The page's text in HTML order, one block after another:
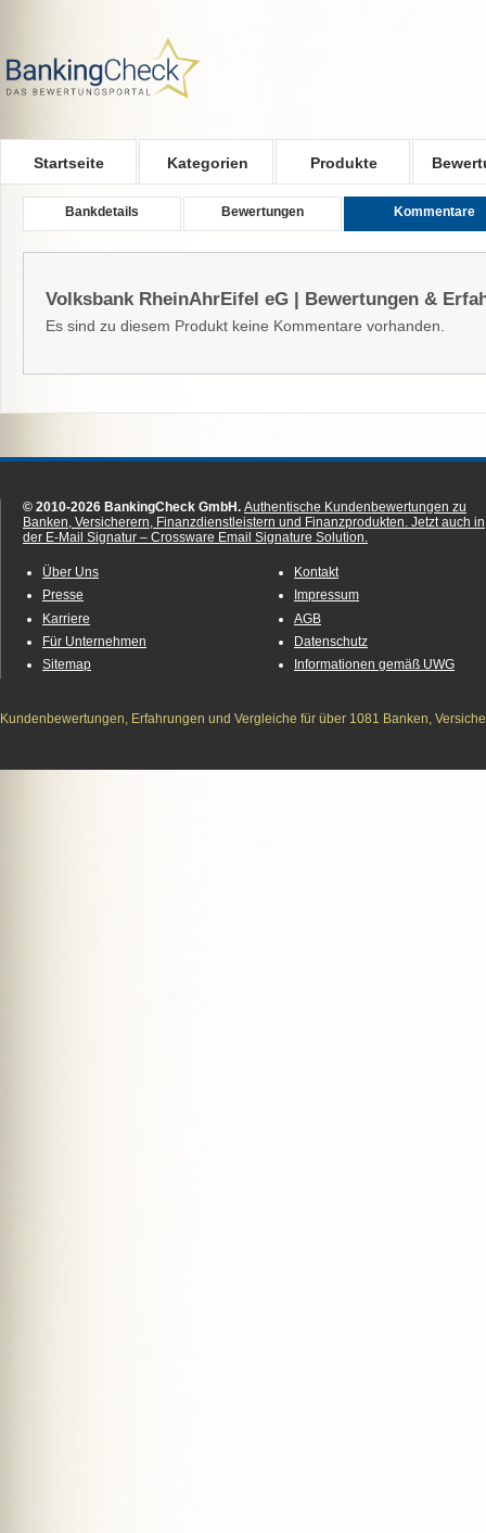
Startseite Kategorien Produkte
Bankdetails Bewertungen Kommentare
Volksbank RheinAhrEifel eG | Bewertungen &
Es sind zu diesem Produkt keine Kommentare vorhanden.
© 2010-2026 BankingCheck GmbH. Authentische Kundenbewertungen zu
Banken, Versicherern, Finanzdienstleistern und Finanzprodukten. Jetzt auch in
der E-Mail Signatur – Crossware Email Signature Solution.
Über Uns
Presse
Karriere
Für Unternehmen
Sitemap
Kontakt
Impressum
AGB
Datenschutz
Informationen gemäß UWG
Kundenbewertungen, Erfahrungen und Vergleiche für über 1081 Banken,